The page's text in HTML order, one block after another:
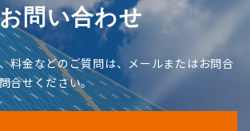
問い合わせ
料金などのご質問は、メールまたはお問合
合せください。